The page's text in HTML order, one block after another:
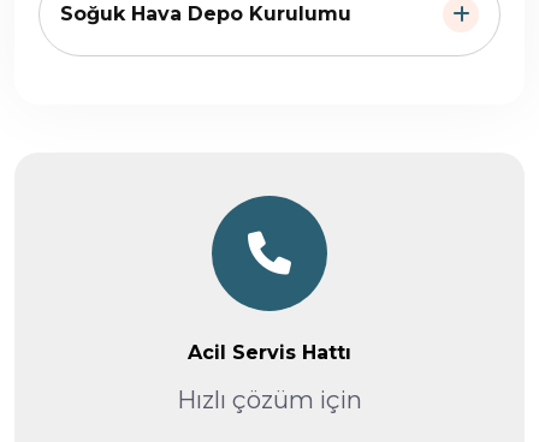
Soğuk Hava Depo Kurulumu
Acil Servis Hattı
Hızlı çözüm için